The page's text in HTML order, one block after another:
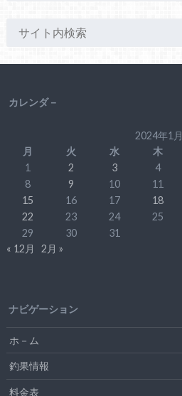
カレンダ－
2024年1月
月
火 水 木
1
2 3 4
8
9 10 11
15
16 17 18
22
23 24 25
29
30
31
« 12月
2月 »
ナビゲーション
ホ－ム
釣果情報
料金表